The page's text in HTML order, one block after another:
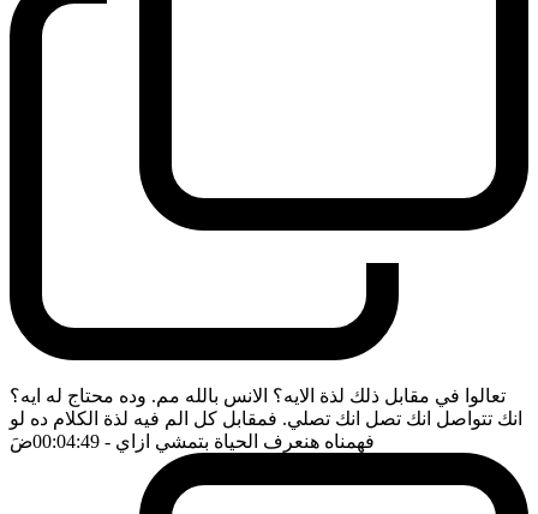
تعالوا في مقابل ذلك لذة الايه؟ الانس بالله مم. وده محتاج له ايه؟
انك تتواصل انك تصل انك تصلي. فمقابل كل الم فيه لذة الكلام ده لو
فهمناه هنعرف الحياة بتمشي ازاي - 00:04:49 ضَ